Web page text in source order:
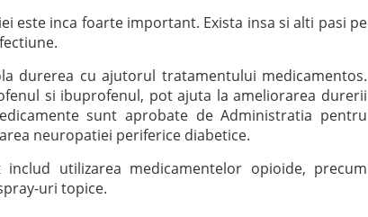
este inca foarte important. Exista insa si alti pasi pe
durerea cu ajutorul tratamentului medicamentos.
si ibuprofenul, pot ajuta la ameliorarea durerii
sunt aprobate de Administratia pentru
neuropatiei periferice diabetice.
utilizarea medicamentelor opioide, precum
uri topice.